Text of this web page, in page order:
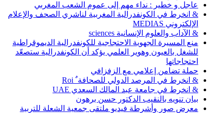
عاجل و خطير : نداء مهم إلى عموم الشعب المغربي
& انخرط في الكونفدرالية المغربية لناشري الصحف والإعلام
الإلكتروني MEDIAS
& الآداب والعلوم الإنسانية sciences
منع المسيرة الجهوية الاحتجاجية للكونفدرالية الديموقراطية
للشغل بالعيون وهوير العلمي يؤكد أن الكونفدرالية ستصعّد
احتجاجاتها
حملة تضامن إعلامي مع الزفزافي
& انخرط في المرصد الدولي للصحافة ٌ Roi
& انخرط في جامعة عبد المالك السعدي UAE
بيان تنويه بالنقيب الدكتور حسن برهون
معرض صور وأشرطة فيديو ملتقى جمعية الشعلة للتربية